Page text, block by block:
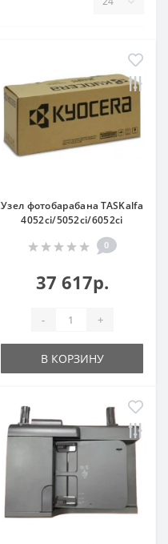
Узел фотобарабана TASKalfa
4052ci/5052ci/6052ci
0
37 617р.
- +
В КОРЗИНУ